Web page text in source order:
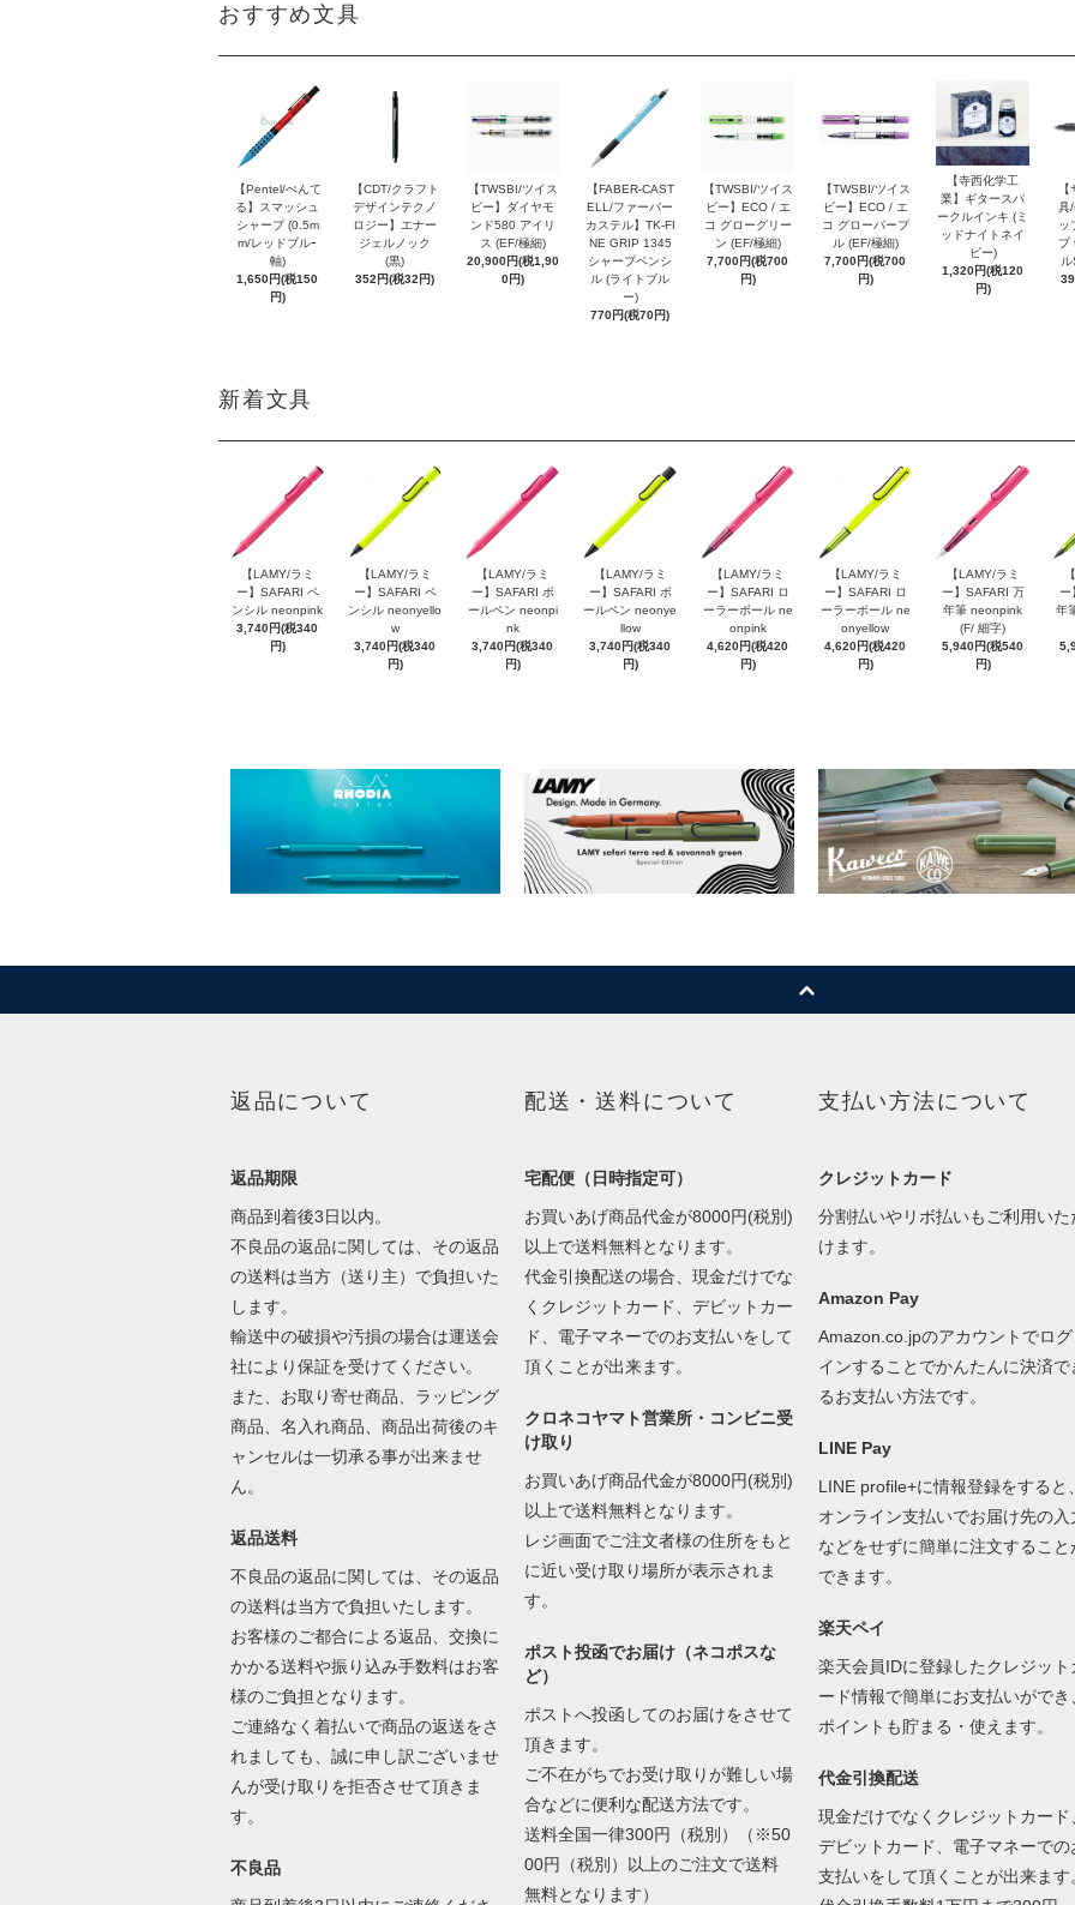
おすすめ文具
【Pentel/ぺんて
る】スマッシュ
シャープ (0.5m
m/レッドブルｰ
軸)
1,650円(税150
円)
【CDT/クラフト
デザインテクノ
ロジー】エナー
ジェルノック
(黒)
352円(税32円)
【TWSBI/ツイス
ビー】ダイヤモ
ンド580 アイリ
ス (EF/極細)
20,900円(税1,90
0円)
【FABER-CAST
ELL/ファーバー
カステル】TK-FI
NE GRIP 1345
シャープペンシ
ル (ライトブル
ー)
770円(税70円)
【TWSBI/ツイス
ビー】ECO / エ
コ グローグリー
ン (EF/極細)
7,700円(税700
円)
【TWSBI/ツイス
ビー】ECO / エ
コ グローパープ
ル (EF/極細)
7,700円(税700
円)
【寺西化学工
業】ギタースパ
ークルインキ (ミ
ッドナイトネイ
ビー)
1,320円(税120
円)
具
ッ
プ
新着文具
【LAMY/ラミ
ー】SAFARI ペ
ンシル neonpink
3,740円(税340
円)
【LAMY/ラミ
ー】SAFARI ペ
ンシル neonyello
w
3,740円(税340
円)
【LAMY/ラミ
ー】SAFARI ボ
ールペン neonpi
nk
3,740円(税340
円)
【LAMY/ラミ
ー】SAFARI ボ
ールペン neonye
llow
3,740円(税340
円)
【LAMY/ラミ
ー】SAFARI ロ
ーラーボール ne
onpink
4,620円(税420
円)
【LAMY/ラミ
ー】SAFARI ロ
ーラーボール ne
onyellow
4,620円(税420
円)
【LAMY/ラミ
ー】SAFARI 万
年筆 neonpink
(F/ 細字)
5,940円(税540
円)
ー
年
返品について
返品期限
商品到着後3日以内。
不良品の返品に関しては、その返品
の送料は当方（送り主）で負担いた
します。
輸送中の破損や汚損の場合は運送会
社により保証を受けてください。
また、お取り寄せ商品、ラッピング
商品、名入れ商品、商品出荷後のキ
ャンセルは一切承る事が出来ませ
ん。
返品送料
不良品の返品に関しては、その返品
の送料は当方で負担いたします。
お客様のご都合による返品、交換に
かかる送料や振り込み手数料はお客
様のご負担となります。
ご連絡なく着払いで商品の返送をさ
れましても、誠に申し訳ございませ
んが受け取りを拒否させて頂きま
す。
不良品
配送・送料について
宅配便（日時指定可）
お買いあげ商品代金が8000円(税別)
以上で送料無料となります。
代金引換配送の場合、現金だけでな
くクレジットカード、デビットカー
ド、電子マネーでのお支払いをして
頂くことが出来ます。
クロネコヤマト営業所・コンビニ受
け取り
お買いあげ商品代金が8000円(税別)
以上で送料無料となります。
レジ画面でご注文者様の住所をもと
に近い受け取り場所が表示されま
す。
ポスト投函でお届け（ネコポスな
ど）
ポストへ投函してのお届けをさせて
頂きます。
ご不在がちでお受け取りが難しい場
合などに便利な配送方法です。
送料全国一律300円（税別）（※50
00円（税別）以上のご注文で送料
無料となります）
支払い方法について
クレジットカード
分割払いやリボ払いもご利用いた
けます。
Amazon Pay
Amazon.co.jpのアカウントでログ
インすることでかんたんに決済で
るお支払い方法です。
LINE Pay
LINE profile+に情報登録をすると
オンライン支払いでお届け先の入
などをせずに簡単に注文すること
できます。
楽天ペイ
楽天会員IDに登録したクレジット
ード情報で簡単にお支払いができ
ポイントも貯まる・使えます。
代金引換配送
現金だけでなくクレジットカード
デビットカード、電子マネーでの
支払いをして頂くことが出来ます